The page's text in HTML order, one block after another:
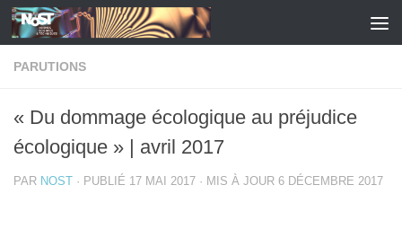
Skip to content
PARUTIONS
« Du dommage écologique au préjudice
écologique » | avril 2017
PAR NOST · PUBLIÉ 17 MAI 2017 · MIS À JOUR 6 DÉCEMBRE 2017